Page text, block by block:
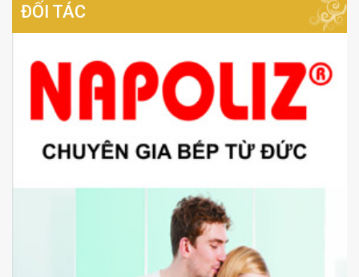
ĐỐI TÁC